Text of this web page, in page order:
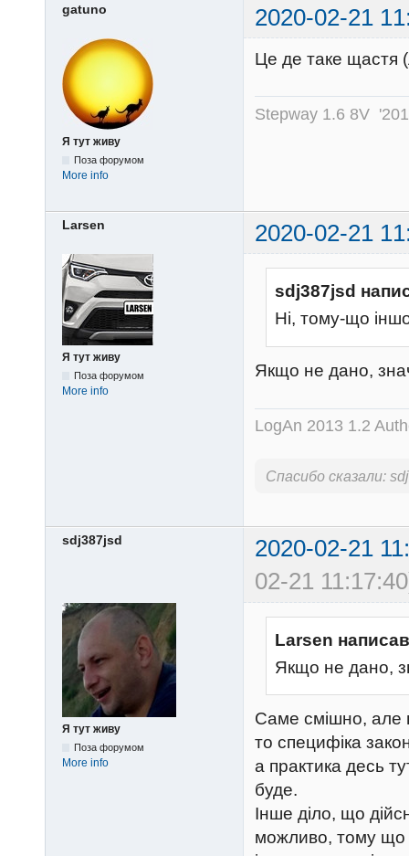
gatuno 2020-02-21
Я тут живу
Поза форумом
More info
Це де таке щастя
Stepway 1.6 8V
Larsen 2020-02-21
Я тут живу
Поза форумом
More info
sdj387jsd
Ні, тому-що
Якщо не дано,
LogAn 2013 1.2
Спасибо сказали:
sdj387jsd
2020-02-21
02-21
Я тут живу
Поза форумом
More info
Larsen
Якщо не дано,
Саме смішно, але
то специфіка
а практика десь
буде.
Інше діло, що
можливо, тому що